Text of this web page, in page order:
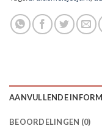
AANVULLENDE
BEOORDELINGEN (0)